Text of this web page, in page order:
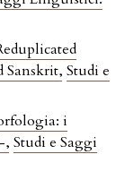
Sanskrit, Studi e
i
, Studi e Saggi